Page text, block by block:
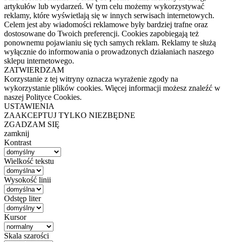
artykułów lub wydarzeń. W tym celu możemy wykorzystywać
reklamy, które wyświetlają się w innych serwisach internetowych.
Celem jest aby wiadomości reklamowe były bardziej trafne oraz
dostosowane do Twoich preferencji. Cookies zapobiegają też
ponownemu pojawianiu się tych samych reklam. Reklamy te służą
wyłącznie do informowania o prowadzonych działaniach naszego
sklepu internetowego.
ZATWIERDZAM
Korzystanie z tej witryny oznacza wyrażenie zgody na
wykorzystanie plików cookies. Więcej informacji możesz znaleźć w
naszej Polityce Cookies.
USTAWIENIA
ZAAKCEPTUJ TYLKO NIEZBĘDNE
ZGADZAM SIĘ
zamknij
Kontrast
Wielkość tekstu
Wysokość linii
Odstęp liter
Kursor
Skala szarości